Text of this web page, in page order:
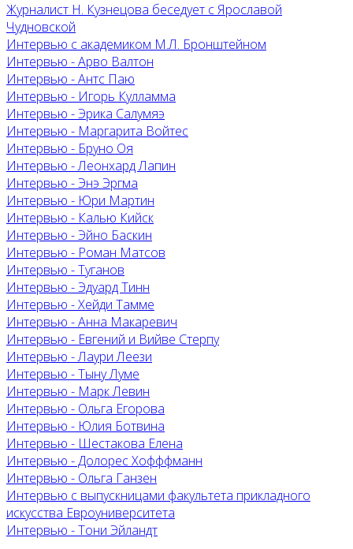
Журналист Н. Кузнецова беседует с Ярославой
Чудновской
Интервью с академиком М.Л. Бронштейном
Интервью - Арво Валтон
Интервью - Антс Паю
Интервью - Игорь Кулламма
Интервью - Эрика Салумяэ
Интервью - Маргарита Войтес
Интервью - Бруно Оя
Интервью - Леонхард Лапин
Интервью - Энэ Эргма
Интервью - Юри Мартин
Интервью - Калью Кийск
Интервью - Эйно Баскин
Интервью - Роман Матсов
Интервью - Туганов
Интервью - Эдуард Тинн
Интервью - Хейди Тамме
Интервью - Анна Макаревич
Интервью - Евгений и Вийве Стерпу
Интервью - Лаури Леези
Интервью - Тыну Луме
Интервью - Марк Левин
Интервью - Ольга Егорова
Интервью - Юлия Ботвина
Интервью - Шестакова Елена
Интервью - Долорес Хофффманн
Интервью - Ольга Ганзен
Интервью с выпускницами факультета прикладного
искусства Евроуниверситета
Интервью - Тони Эйландт